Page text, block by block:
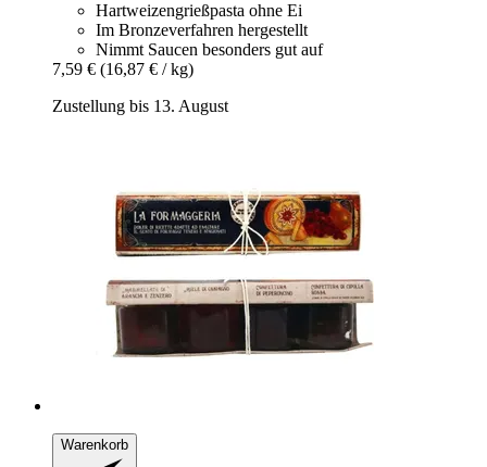
Hartweizengrießpasta ohne Ei
Im Bronzeverfahren hergestellt
Nimmt Saucen besonders gut auf
7,59 € (16,87 € / kg)
Zustellung bis 13. August
Warenkorb